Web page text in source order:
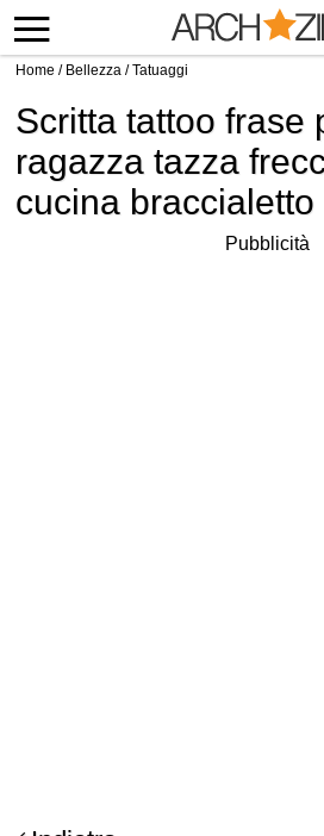
Home / Bellezza /Tatuaggi
Scritta tattoo frase
ragazza tazza
cucina braccialetto
Pubblicità